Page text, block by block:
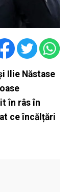
Ilie Năstase
în râs în
ce încălțări